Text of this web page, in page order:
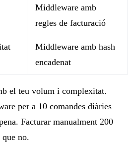
Middleware amb
regles de facturació
Middleware amb hash
encadenat
el teu volum i complexitat.
per a 10 comandes diàries
Facturar manualment 200
que no.